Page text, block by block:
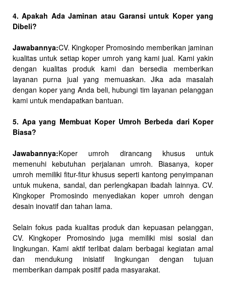
4. Apakah Ada Jaminan atau Garansi untuk Koper yang
Dibeli?
Jawabannya:CV. Kingkoper Promosindo memberikan jaminan
kualitas untuk setiap koper umroh yang kami jual. Kami yakin
dengan kualitas produk kami dan bersedia memberikan
layanan purna jual yang memuaskan. Jika ada masalah
dengan koper yang Anda beli, hubungi tim layanan pelanggan
kami untuk mendapatkan bantuan.
5. Apa yang Membuat Koper Umroh Berbeda dari Koper
Biasa?
Jawabannya:Koper umroh dirancang khusus untuk
memenuhi kebutuhan perjalanan umroh. Biasanya, koper
umroh memiliki fitur-fitur khusus seperti kantong penyimpanan
untuk mukena, sandal, dan perlengkapan ibadah lainnya. CV.
Kingkoper Promosindo menyediakan koper umroh dengan
desain inovatif dan tahan lama.
Selain fokus pada kualitas produk dan kepuasan pelanggan,
CV. Kingkoper Promosindo juga memiliki misi sosial dan
lingkungan. Kami aktif terlibat dalam berbagai kegiatan amal
dan mendukung inisiatif lingkungan dengan tujuan
memberikan dampak positif pada masyarakat.